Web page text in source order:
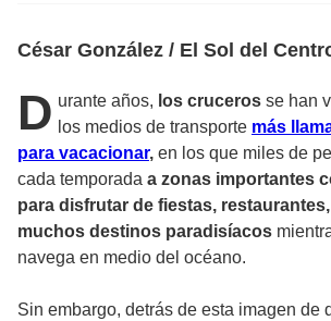
César González / El Sol del
D urante años, los cruceros se han
los medios de transporte más
para vacacionar, en los que miles de
cada temporada a zonas importantes
para disfrutar de fiestas,
muchos destinos paradisíacos
navega en medio del océano.
Sin embargo, detrás de esta imagen de